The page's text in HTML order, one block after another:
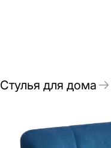
Стулья для дома